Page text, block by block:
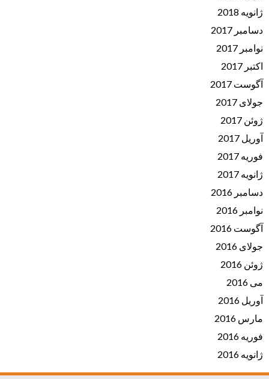
ژانویه 2018
دسامبر 2017
نوامبر 2017
اکتبر 2017
آگوست 2017
جولای 2017
ژوئن 2017
آوریل 2017
فوریه 2017
ژانویه 2017
دسامبر 2016
نوامبر 2016
آگوست 2016
جولای 2016
ژوئن 2016
می 2016
آوریل 2016
مارس 2016
فوریه 2016
ژانویه 2016